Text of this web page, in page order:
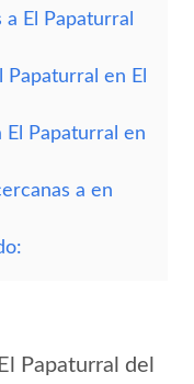
El Papaturral
Papaturral en El
El Papaturral en
a en
Papaturral del